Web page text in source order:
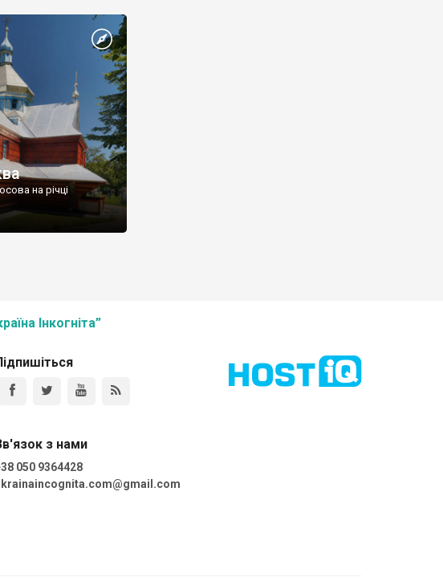
має форму корабля
через бурхливе
побудови храму було
на річці
Інкогніта”
з нами
050 9364428